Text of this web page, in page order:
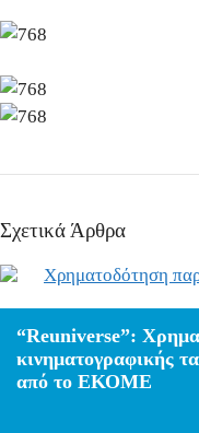
Σχετικά Άρθρα
“Reuniverse”:
κινηματογραφικής
από το ΕΚΟΜΕ